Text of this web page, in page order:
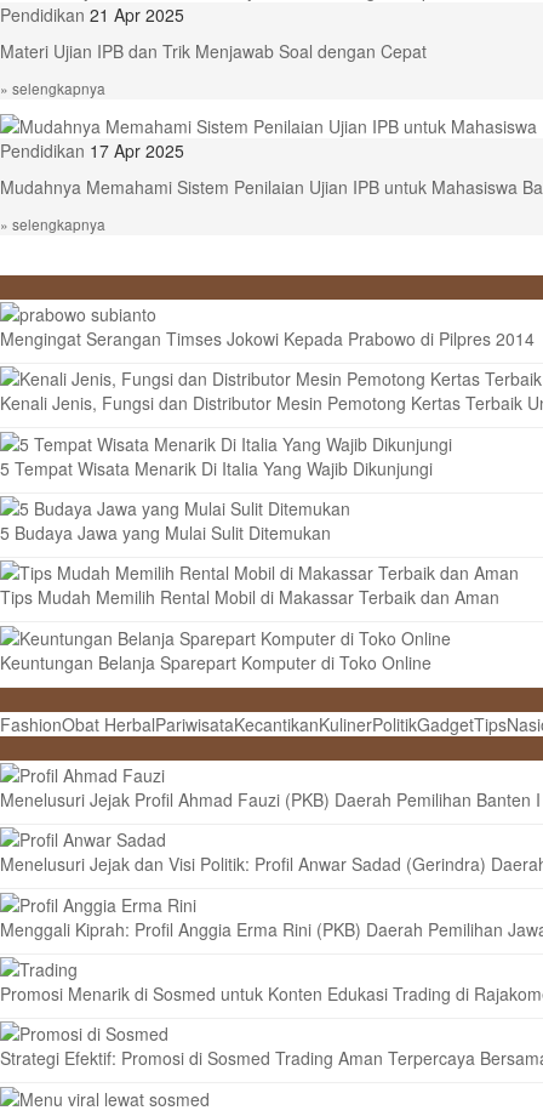
Pendidikan 21 Apr 2025
Materi Ujian IPB dan Trik Menjawab Soal dengan Cepat
» selengkapnya
Pendidikan 17 Apr 2025
Mudahnya Memahami Sistem Penilaian Ujian IPB untuk Mahasiswa
» selengkapnya
Mengingat Serangan Timses Jokowi Kepada Prabowo di Pilpres 2014
Kenali Jenis, Fungsi dan Distributor Mesin Pemotong Kertas Terbaik
5 Tempat Wisata Menarik Di Italia Yang Wajib Dikunjungi
5 Budaya Jawa yang Mulai Sulit Ditemukan
Tips Mudah Memilih Rental Mobil di Makassar Terbaik dan Aman
Keuntungan Belanja Sparepart Komputer di Toko Online
FashionObat HerbalPariwisataKecantikanKulinerPolitikGadgetTips
Menelusuri Jejak Profil Ahmad Fauzi (PKB) Daerah Pemilihan Banten I
Menelusuri Jejak dan Visi Politik: Profil Anwar Sadad (Gerindra)
Menggali Kiprah: Profil Anggia Erma Rini (PKB) Daerah Pemilihan
Promosi Menarik di Sosmed untuk Konten Edukasi Trading di
Strategi Efektif: Promosi di Sosmed Trading Aman Terpercaya